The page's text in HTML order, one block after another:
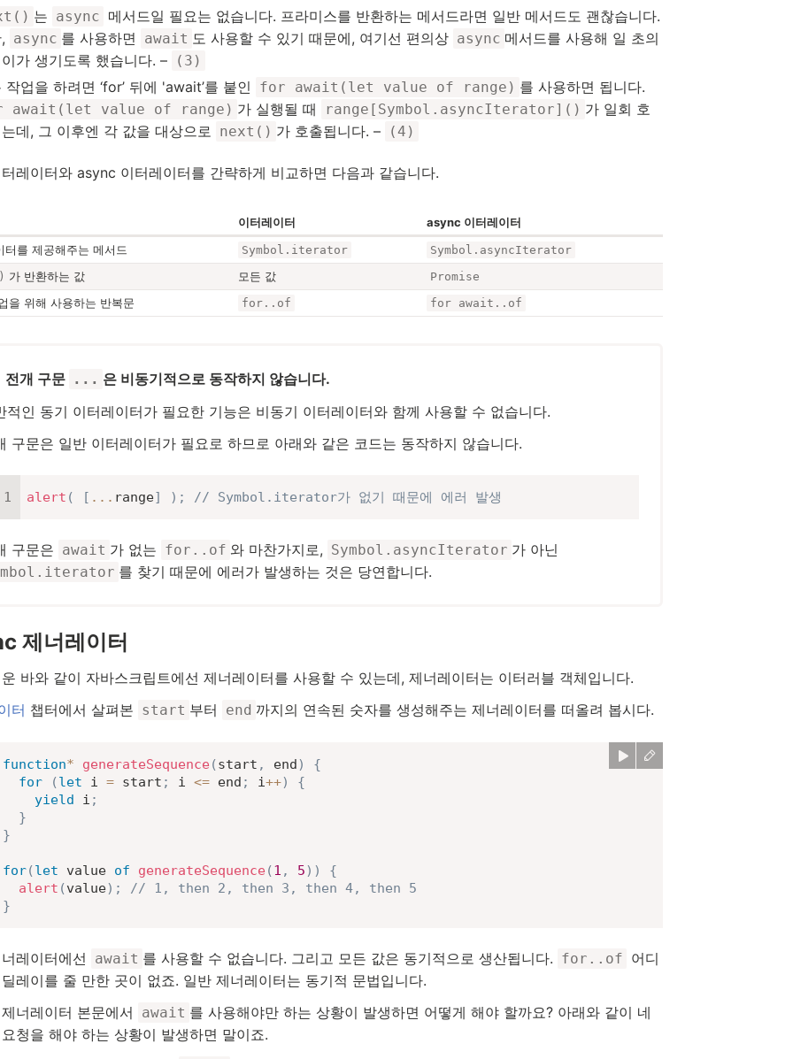
는 async 메서드일 필요는 없습니다. 프라미스를 반환하는 메서드라면 일반 메서드도 괜찮습니다.
async 를 사용하면 await 도 사용할 수 있기 때문에, 여기선 편의상 async 메서드를 사용해 일 초의
가 생기도록 했습니다. –
(3)
작업을 하려면 ‘for’ 뒤에 'await’를 붙인 for await(let value of range) 를 사용하면 됩니다.
await(let value of range) 가 실행될 때 range[Symbol.asyncIterator]() 가 일회 호
데, 그 이후엔 각 값을 대상으로
next() 가 호출됩니다. – (4)
레이터와 async 이터레이터를 간략하게 비교하면 다음과 같습니다.
이터레이터
async 이터레이터
터를 제공해주는 메서드
Symbol.iterator
Symbol.asyncIterator
가 반환하는 값 모든 값 Promise
을 위해 사용하는 반복문 for..of for await..of
전개 구문 ... 은 비동기적으로 동작하지 않습니다.
적인 동기 이터레이터가 필요한 기능은 비동기 이터레이터와 함께 사용할 수 없습니다.
구문은 일반 이터레이터가 필요로 하므로 아래와 같은 코드는 동작하지 않습니다.
alert ( [ ... range] ) ; // Symbol.iterator가 없기 때문에 에러 발생
구문은 await 가 없는 for..of 와 마찬가지로, Symbol.asyncIterator 가 아닌
를 찾기 때문에 에러가 발생하는 것은 당연합니다.
제너레이터
바와 같이 자바스크립트에선 제너레이터를 사용할 수 있는데, 제너레이터는 이터러블 객체입니다.
터 챕터에서 살펴본 start 부터 end 까지의 연속된 숫자를 생성해주는 제너레이터를 떠올려 봅시다.
function* generateSequence (start , end)
{
for
(let i = start ; i <= end ; i++)
{
yield i ;
}
}
for(let value of generateSequence (1 , 5) )
{
alert (value) ;
// 1, then 2, then 3, then 4, then 5
}
레이터에선 await 를 사용할 수 없습니다. 그리고 모든 값은 동기적으로 생산됩니다. for..of 어디
레이를 줄 만한 곳이 없죠. 일반 제너레이터는 동기적 문법입니다.
너레이터 본문에서
await 를 사용해야만 하는 상황이 발생하면 어떻게 해야 할까요? 아래와 같이 네
청을 해야 하는 상황이 발생하면 말이죠.